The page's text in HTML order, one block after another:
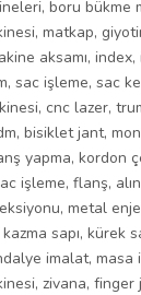
, boru bükme
, matkap,
aksamı, index,
, sac işleme, sac
, cnc lazer,
, bisiklet jant,
yapma, kordon
işleme, flanş,
, metal
kazma sapı, kürek
imalat, masa
, zivana, finger